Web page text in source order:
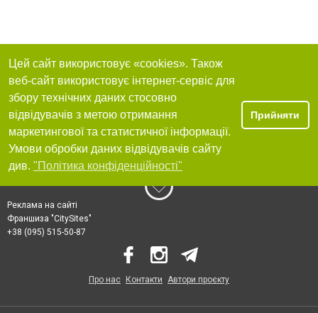
Цей сайт використовує «cookies». Також
веб-сайт використовує інтернет-сервіс для
збору технічних даних стосовно
відвідувачів з метою отримання
маркетингової та статистичної інформації.
Умови обробки даних відвідувачів сайту
див. "Політика конфіденційності"
Прийняти
Реклама на сайті
Франшиза "CitySites"
+38 (095) 515-50-87
Про нас Контакти Автори проєкту